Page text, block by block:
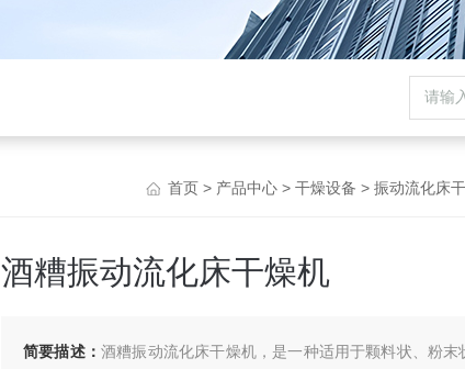
首页 > 产品中心 > 干燥设备 > 振动流化床
酒糟振动流化床干燥机
简要描述： 酒糟振动流化床干燥机，是一种适用于颗料状、粉